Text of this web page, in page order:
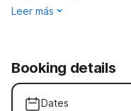
Leer más
Booking details
Dates